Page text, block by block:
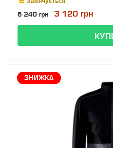
6 240 грн 3 120 грн
ЗНИЖКА